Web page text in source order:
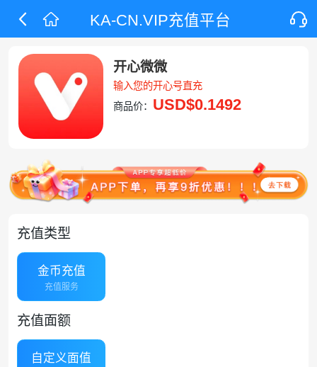
KA-CN.VIP充值平台
开心微微
输入您的开心号直充
商品价： USD$0.1492
充值类型
金币充值
充值服务
充值面额
自定义面值